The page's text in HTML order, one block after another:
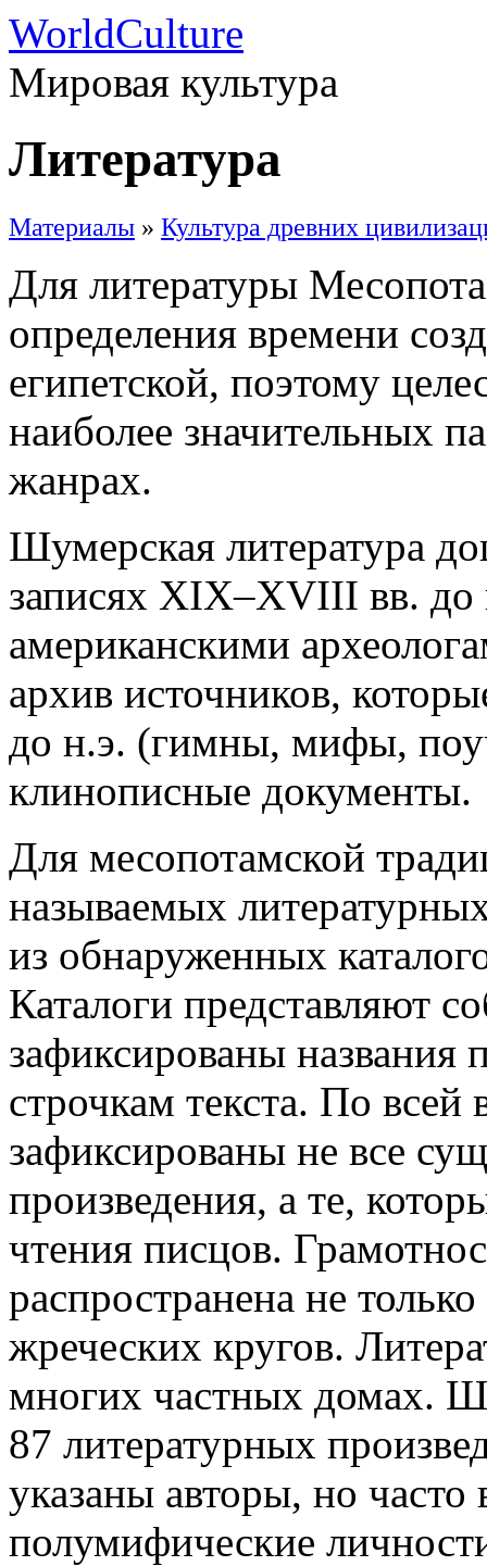
WorldCulture
Мировая культура
Литература
Материалы » Культура древних
Для литературы
определения времени
египетской, поэтому
наиболее значительных
жанрах.
Шумерская литература
записях XIX–XVIII вв.
американскими
архив источников,
до н.э. (гимны, мифы,
клинописные документы.
Для месопотамской
называемых
из обнаруженных
Каталоги представляют
зафиксированы названия
строчкам текста. По всей
зафиксированы не все
произведения, а те,
чтения писцов.
распространена не
жреческих кругов.
многих частных домах.
87 литературных
указаны авторы, но
полумифические